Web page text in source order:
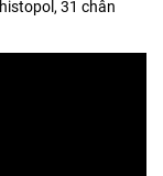
31 chân